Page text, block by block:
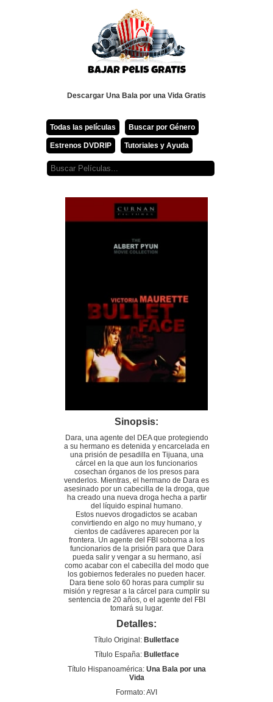
Descargar Una Bala por una Vida Gratis
Todas las películas Buscar por Género
Estrenos DVDRIP Tutoriales y Ayuda
Sinopsis:
Dara, una agente del DEA que protegiendo
a su hermano es detenida y encarcelada en
una prisión de pesadilla en Tijuana, una
cárcel en la que aun los funcionarios
cosechan órganos de los presos para
venderlos. Mientras, el hermano de Dara es
asesinado por un cabecilla de la droga, que
ha creado una nueva droga hecha a partir
del líquido espinal humano.
Estos nuevos drogadictos se acaban
convirtiendo en algo no muy humano, y
cientos de cadáveres aparecen por la
frontera. Un agente del FBI soborna a los
funcionarios de la prisión para que Dara
pueda salir y vengar a su hermano, así
como acabar con el cabecilla del modo que
los gobiernos federales no pueden hacer.
Dara tiene solo 60 horas para cumplir su
misión y regresar a la cárcel para cumplir su
sentencia de 20 años, o el agente del FBI
tomará su lugar.
Detalles:
Título Original: Bulletface
Título España: Bulletface
Título Hispanoamérica: Una Bala por una
Vida
Formato: AVI